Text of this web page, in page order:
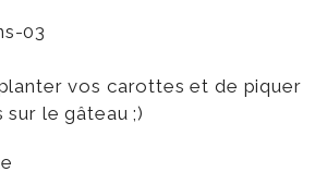
vos carottes et de piquer
le gâteau ;)